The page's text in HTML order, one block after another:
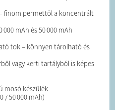
finom permettől a koncentrált
mAh és 50 000 mAh
tok – könnyen tárolható és
vagy kerti tartályból is képes
mosó készülék
/ 50 000 mAh)